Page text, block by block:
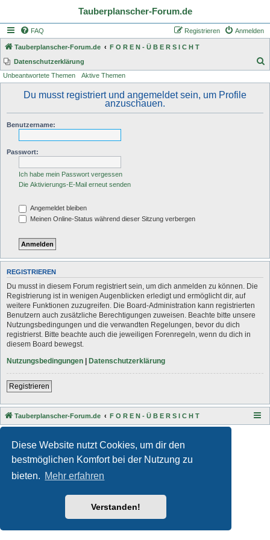
Diese Website nutzt Cookies, um dir den
bestmöglichen Komfort bei der Nutzung zu
bieten. Mehr erfahren
Verstanden!
Tauberplanscher-Forum.de
FAQ Anmelden
Registrieren
Tauberplanscher-Forum.de
F O R E N - Ü B E R S I C H T
Datenschutzerklärung
Unbeantwortete Themen Aktive Themen
Du musst registriert und angemeldet sein, um Profile
anzuschauen.
Benutzername:
Passwort:
Ich habe mein Passwort vergessen
Die Aktivierungs-E-Mail erneut senden
Angemeldet bleiben
Meinen Online-Status während dieser Sitzung verbergen
REGISTRIEREN
Du musst in diesem Forum registriert sein, um dich anmelden zu können. Die
Registrierung ist in wenigen Augenblicken erledigt und ermöglicht dir, auf
weitere Funktionen zuzugreifen. Die Board-Administration kann registrierten
Benutzern auch zusätzliche Berechtigungen zuweisen. Beachte bitte unsere
Nutzungsbedingungen und die verwandten Regelungen, bevor du dich
registrierst. Bitte beachte auch die jeweiligen Forenregeln, wenn du dich in
diesem Board bewegst.
Nutzungsbedingungen | Datenschutzerklärung
Registrieren
Tauberplanscher-Forum.de F O R E N - Ü B E R S I C H T
Powered byphpBB® Forum Software © phpBB Limited
Datenschutz|Nutzungsbedingungen